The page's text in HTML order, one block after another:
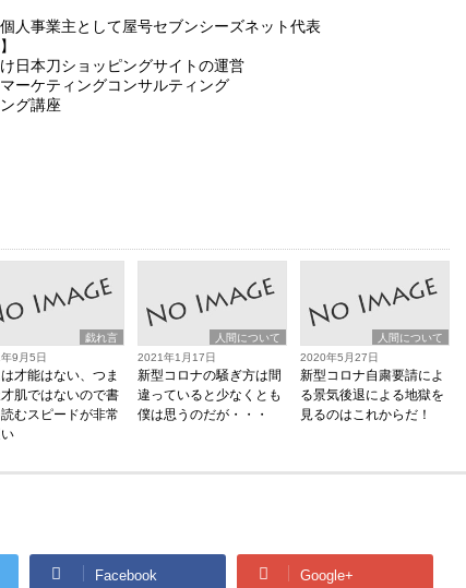
人事業主として屋号セブンシーズネット代表
日本刀ショッピングサイトの運営
ーケティングコンサルティング
グ講座
戯れ言
9月5日
才能はない、つま
才肌ではないので書
むスピードが非常
人間について
2021年1月17日
新型コロナの騒ぎ方は間
違っていると少なくとも
僕は思うのだが・・・
人間について
2020年5月27日
新型コロナ自粛要請によ
る景気後退による地獄を
見るのはこれからだ！
Facebook Google+